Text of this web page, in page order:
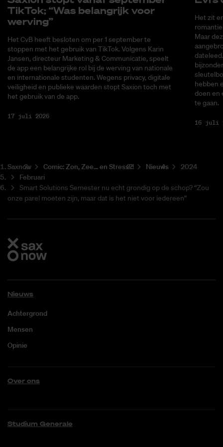
Tik­Tok; “Was be­lang­rijk voor
wer­ving”
Het CvB heeft besloten om per 1 september te
stoppen met het gebruik van TikTok. Volgens Karin
Jansen, directeur Marketing & Communicatie, speelt
de app een belangrijke rol bij de werving van nationale
en internationale studenten. Wegens privacy, digitale
veiligheid en publieke waarden stopt Saxion toch met
het gebruik van de app.
17 juli 2026
Het zit
Maar
hebben
doen en
te gaan.
16 juli
Saxnow Co­mic: Zon, Zee... en Stress?! Nieuws
2024
Februari
Smart Solutions Semester nu echt grondig op de schop? “Zou
onze parel moeten zijn, maar dat is het niet voor iedereen”
Nieuws
Achtergrond
Mensen
Opinie
Over ons
Studium Generale